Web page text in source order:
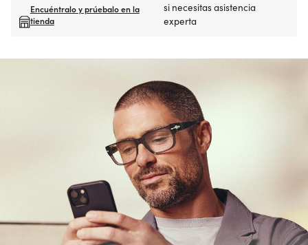
Encuéntralo y prúebalo en la
tienda
si necesitas asistencia
experta